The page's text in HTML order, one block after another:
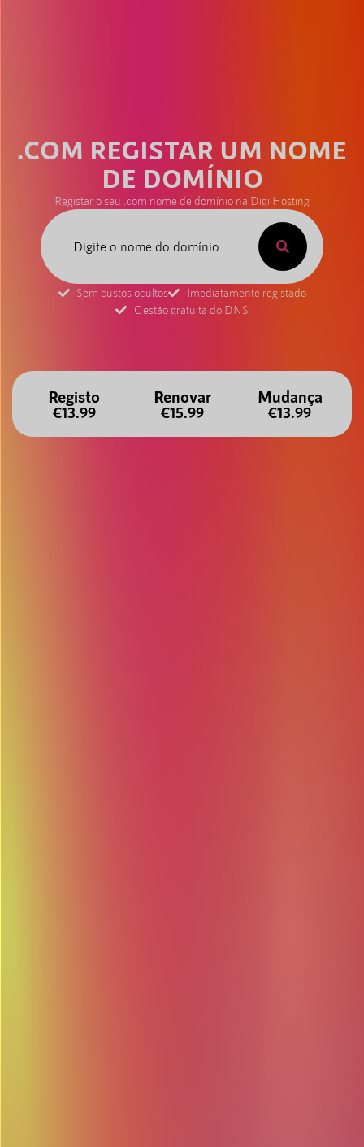
.COM REGISTAR UM NOME
DE DOMÍNIO
Registar o seu .com nome de domínio na Digi Hosting
Sem custos ocultos
Imediatamente registado
Gestão gratuita do DNS
Registo
€13.99
Renovar
€15.99
Mudança
€13.99